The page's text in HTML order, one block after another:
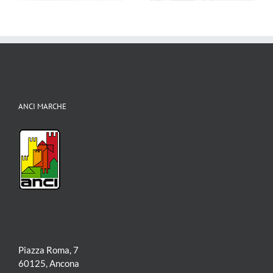
ANCI MARCHE
Piazza Roma, 7
60125, Ancona